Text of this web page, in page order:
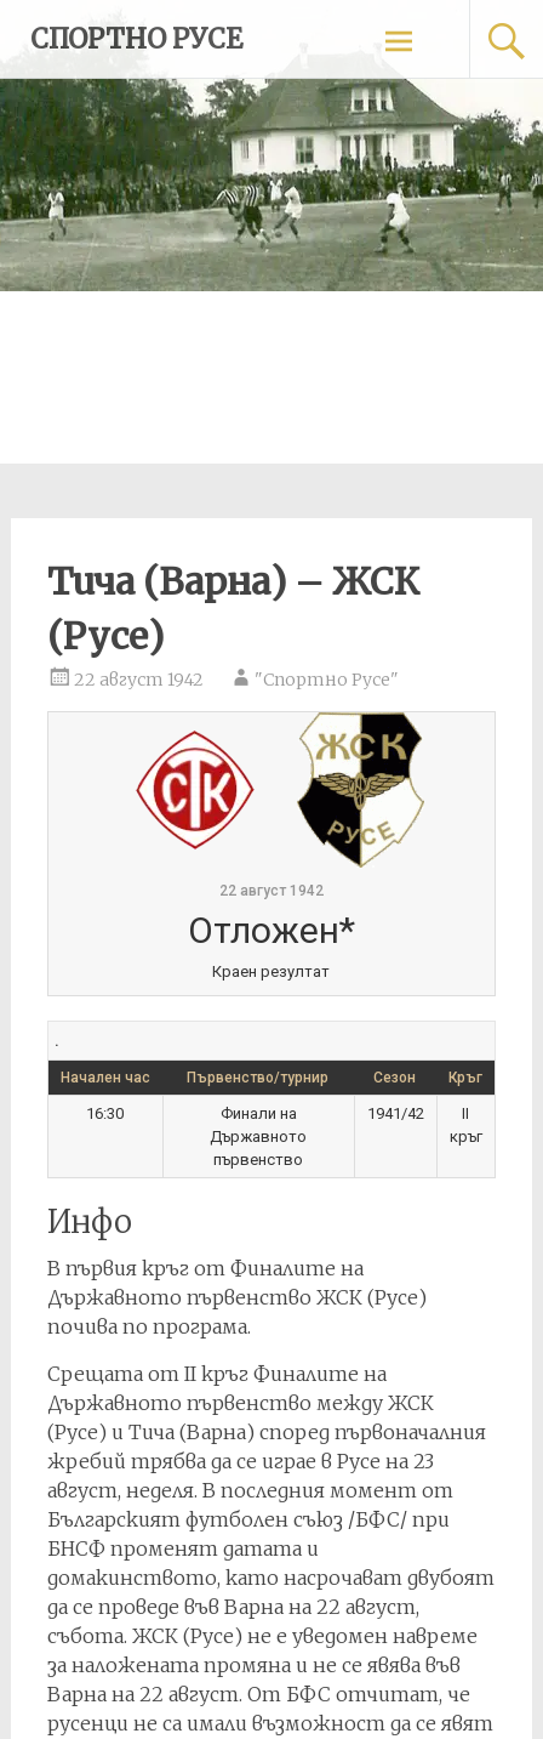
content
СПОРТНО РУСЕ
Тича (Варна) – ЖСК
(Русе)
22 август 1942 "Спортно Русе"
22 август 1942
Отложен*
Краен резултат
.
Начален час Първенство/турнир Сезон Кръг
16:30
Финали на
Държавното
първенство
1941/42
II
кръг
Инфо
В първия кръг от Финалите на
Държавното първенство ЖСК (Русе)
почива по програма.
Срещата от II кръг Финалите на
Държавното първенство между ЖСК
(Русе) и Тича (Варна) според първоначалния
жребий трябва да се играе в Русе на 23
август, неделя. В последния момент от
Българският футболен съюз /БФС/ при
БНСФ променят датата и
домакинството, като насрочават двубоят
да се проведе във Варна на 22 август,
събота. ЖСК (Русе) не е уведомен навреме
за наложената промяна и не се явява във
Варна на 22 август. От БФС отчитат, че
русенци не са имали възможност да се явят